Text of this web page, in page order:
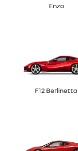
Enzo
F12 Berlinetta